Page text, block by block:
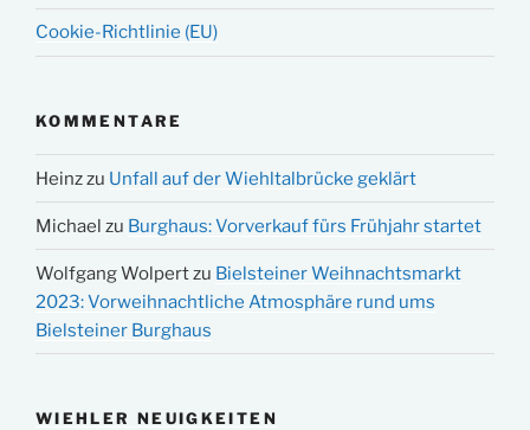
Cookie-Richtlinie (EU)
KOMMENTARE
Heinzzu Unfall auf der Wiehltalbrücke geklärt
Michael zu Burghaus: Vorverkauf fürs Frühjahr startet
Wolfgang Wolpertzu Bielsteiner Weihnachtsmarkt
2023: Vorweihnachtliche Atmosphäre rund ums
Bielsteiner Burghaus
WIEHLER NEUIGKEITEN